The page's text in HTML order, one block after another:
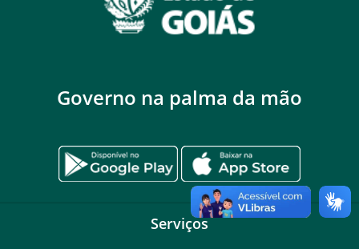
Governo na palma da mão
Serviços